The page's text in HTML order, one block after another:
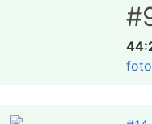
foto